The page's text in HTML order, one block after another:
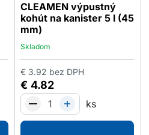
CLEAMEN výpustný
kohút na kanister 5 l (45
mm)
Skladom
€ 4.82
€ 3.92 bez DPH
ks